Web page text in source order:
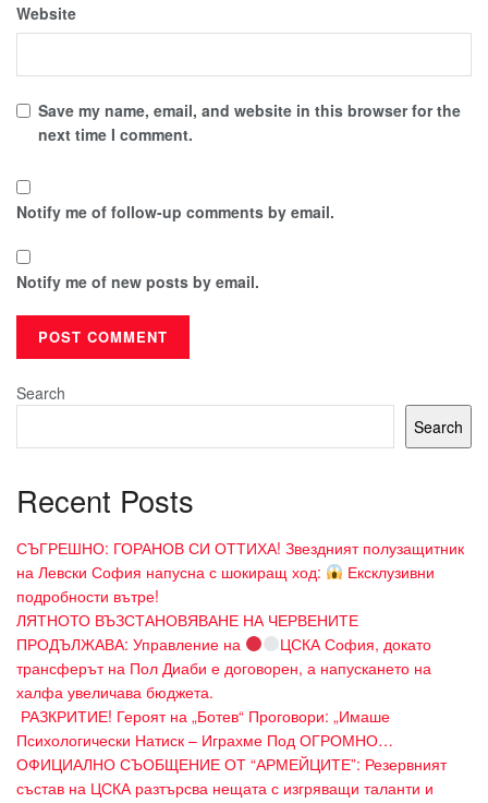
Website
Save my name, email, and website in this browser for the
next time I comment.
Notify me of follow-up comments by email.
Notify me of new posts by email.
Search
Search
Recent Posts
СЪГРЕШНО: ГОРАНОВ СИ ОТТИХА! Звездният полузащитник
на Левски София напусна с шокиращ ход:
Ексклузивни
подробности вътре!
ЛЯТНОТО ВЪЗСТАНОВЯВАНЕ НА ЧЕРВЕНИТЕ
ПРОДЪЛЖАВА: Управление на
ЦСКА София, докато
трансферът на Пол Диаби е договорен, а напускането на
халфа увеличава бюджета.
​ РАЗКРИТИЕ! Героят на „Ботев“ Проговори: „Имаше
Психологически Натиск – Играхме Под ОГРОМНО…
ОФИЦИАЛНО СЪОБЩЕНИЕ ОТ “АРМЕЙЦИТЕ”: Резервният
състав на ЦСКА разтърсва нещата с изгряващи таланти и